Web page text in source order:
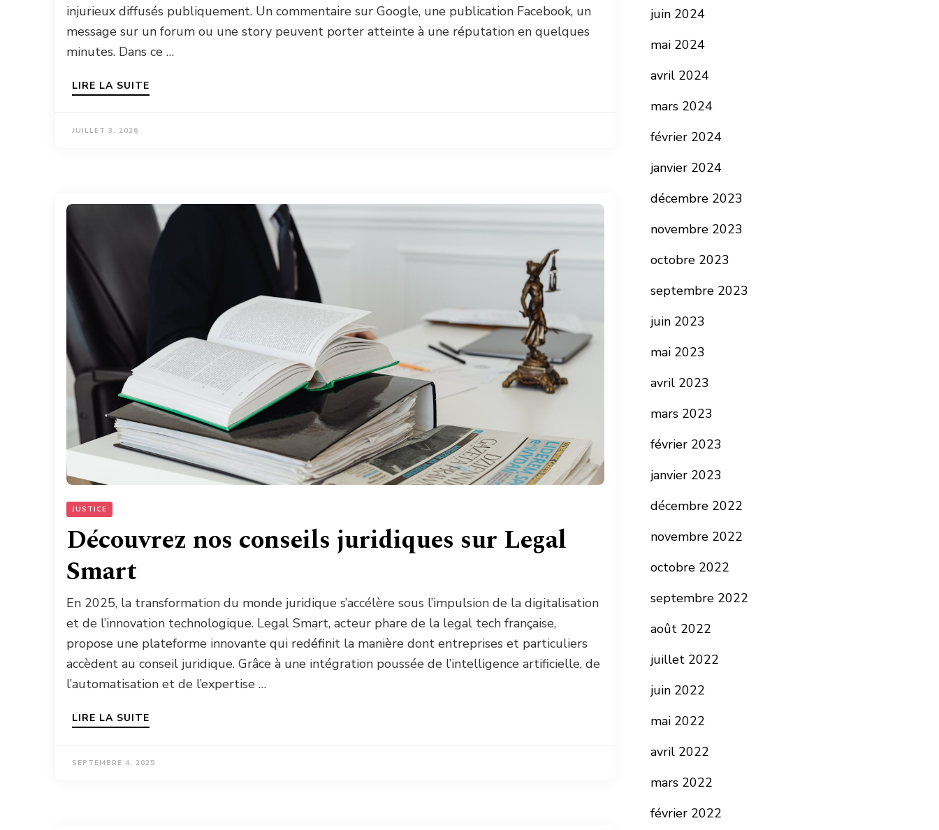
injurieux diffusés publiquement. Un commentaire sur Google, une publication Facebook, un
message sur un forum ou une story peuvent porter atteinte à une réputation en quelques
minutes. Dans ce …
LIRE LA SUITE
JUILLET 3, 2026
JUSTICE
Découvrez nos conseils juridiques sur Legal
Smart
En 2025, la transformation du monde juridique s’accélère sous l’impulsion de la digitalisation
et de l’innovation technologique. Legal Smart, acteur phare de la legal tech française,
propose une plateforme innovante qui redéfinit la manière dont entreprises et particuliers
accèdent au conseil juridique. Grâce à une intégration poussée de l’intelligence artificielle, de
l’automatisation et de l’expertise …
LIRE LA SUITE
SEPTEMBRE 4, 2025
juin 2024
mai 2024
avril 2024
mars 2024
février 2024
janvier 2024
décembre 2023
novembre 2023
octobre 2023
septembre 2023
juin 2023
mai 2023
avril 2023
mars 2023
février 2023
janvier 2023
décembre 2022
novembre 2022
octobre 2022
septembre 2022
août 2022
juillet 2022
juin 2022
mai 2022
avril 2022
mars 2022
février 2022